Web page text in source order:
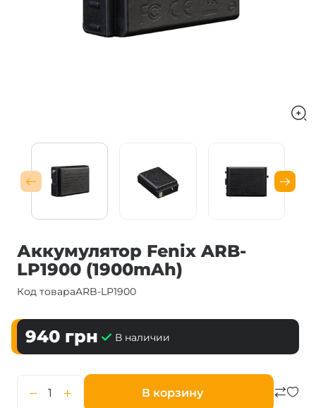
Аккумулятор Fenix ARB-
LP1900 (1900mAh)
Код товараARB-LP1900
940 грн В наличии
В корзину